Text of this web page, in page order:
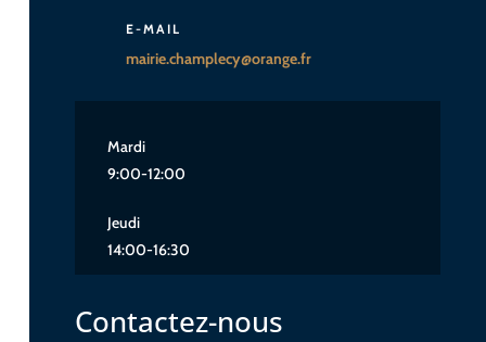
E-MAIL
mairie.champlecy@orange.fr
Mardi
9:00-12:00
Jeudi
14:00-16:30
Contactez-nous